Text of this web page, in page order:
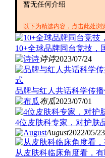
暂无任何介绍
以下为精选内容，点击此处
10+全球品牌同台竞技，
诗诗2023/07/24
品牌与红人共话科学传
布瓜2023/07/01
4位皮肤科专家，对护肤
August2022/05/23
从皮肤科临床角度看，